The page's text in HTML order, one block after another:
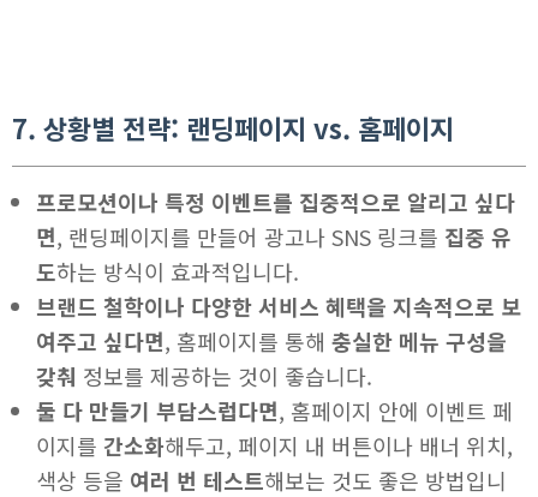
7. 상황별 전략: 랜딩페이지 vs. 홈페이지
프로모션이나 특정 이벤트를 집중적으로 알리고 싶다
면, 랜딩페이지를 만들어 광고나 SNS 링크를 집중 유
도하는 방식이 효과적입니다.
브랜드 철학이나 다양한 서비스 혜택을 지속적으로 보
여주고 싶다면, 홈페이지를 통해 충실한 메뉴 구성을
갖춰 정보를 제공하는 것이 좋습니다.
둘 다 만들기 부담스럽다면, 홈페이지 안에 이벤트 페
이지를 간소화해두고, 페이지 내 버튼이나 배너 위치,
색상 등을 여러 번 테스트해보는 것도 좋은 방법입니